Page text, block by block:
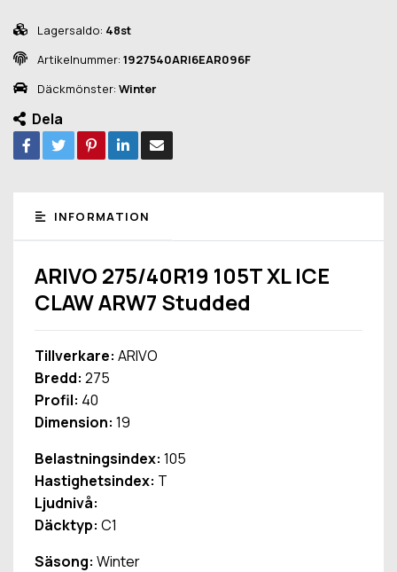
Lagersaldo: 48st
Artikelnummer: 1927540ARI6EAR096F
Däckmönster: Winter
Dela
INFORMATION
ARIVO 275/40R19 105T XL ICE
CLAW ARW7 Studded
Tillverkare: ARIVO
Bredd: 275
Profil: 40
Dimension: 19
Belastningsindex: 105
Hastighetsindex: T
Ljudnivå:
Däcktyp: C1
Säsong: Winter